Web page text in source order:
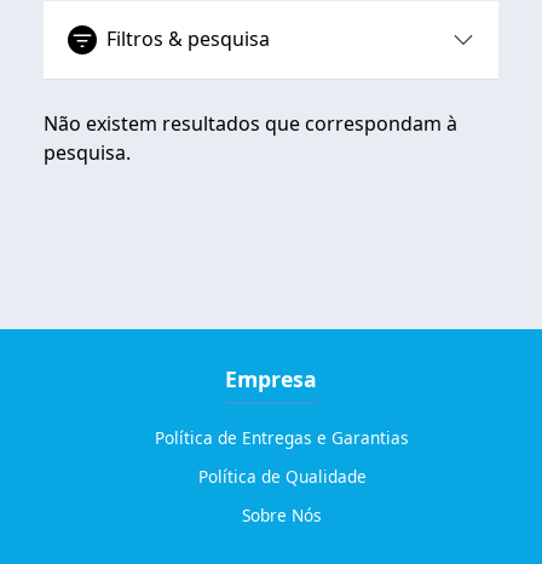
Filtros & pesquisa
Não existem resultados que correspondam à
pesquisa.
Empresa
Política de Entregas e Garantias
Política de Qualidade
Sobre Nós